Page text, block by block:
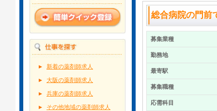
新着の薬剤師求人
大阪の薬剤師求人
兵庫の薬剤師求人
その他地域の薬剤師求人
総合病院の門前
募集業種
勤務地
最寄駅
募集職種
応需科目